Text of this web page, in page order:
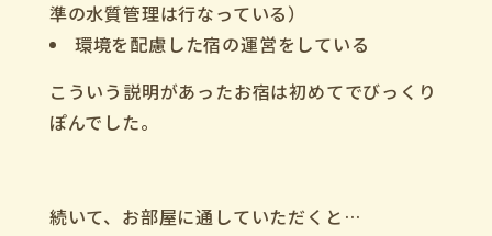
準の水質管理は行なっている）
環境を配慮した宿の運営をしている
こういう説明があったお宿は初めてでびっくり
ぽんでした。
続いて、お部屋に通していただくと …